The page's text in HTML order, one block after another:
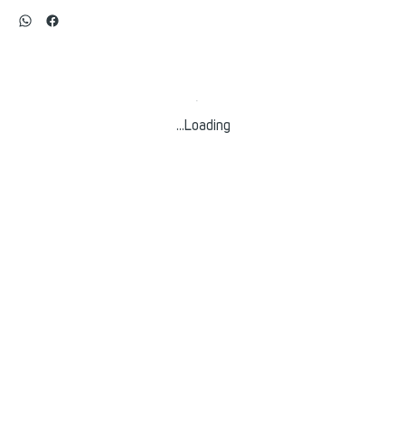
Loading…